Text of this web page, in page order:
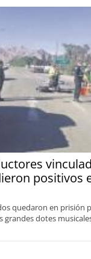
positivos
quedaron en prisión
grandes dotes